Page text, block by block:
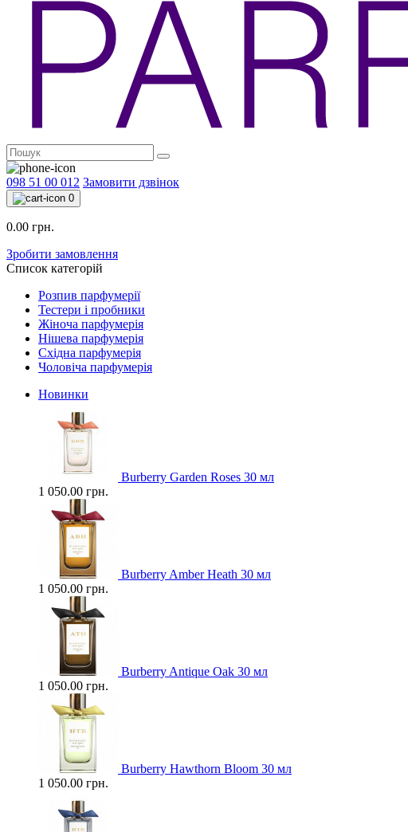
098 51 00 012 Замовити дзвінок
0
0.00 грн.
Зробити замовлення
Список категорій
Розпив парфумерії
Тестери і пробники
Жіноча парфумерія
Нішева парфумерія
Східна парфумерія
Чоловіча парфумерія
Новинки
Burberry Garden Roses 30 мл
1 050.00 грн.
Burberry Amber Heath 30 мл
1 050.00 грн.
Burberry Antique Oak 30 мл
1 050.00 грн.
Burberry Hawthorn Bloom 30 мл
1 050.00 грн.